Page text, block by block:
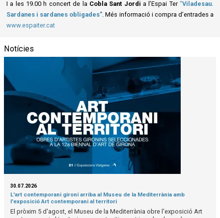
I a les 19.00 h concert de la Cobla Sant Jordi a l’Espai Ter“Viladesau.
Sardanes i sardanes obligades”. Més informació i compra d’entrades a
www.espaiter.cat
Notícies
30.07.2026
L'art contemporani gironí arriba al Museu de la Mediterrània amb
l'exposició Art contemporani al territori
El pròxim 5 d'agost, el Museu de la Mediterrània obre l'exposició Art